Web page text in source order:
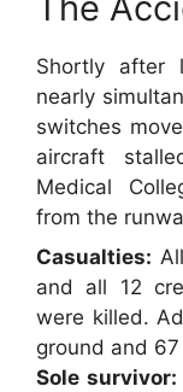
Shortly after
nearly
switches
aircraft
Medical
from the
Casualties:
and all 12
were killed.
ground and
Sole survivor: